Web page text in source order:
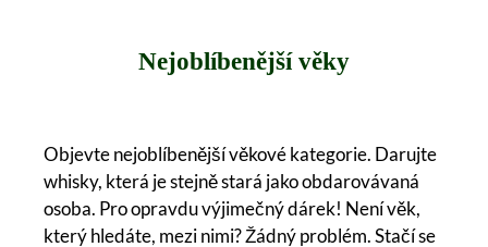
Nejoblíbenější věky
Objevte nejoblíbenější věkové kategorie. Darujte
whisky, která je stejně stará jako obdarovávaná
osoba. Pro opravdu výjimečný dárek! Není věk,
který hledáte, mezi nimi? Žádný problém. Stačí se